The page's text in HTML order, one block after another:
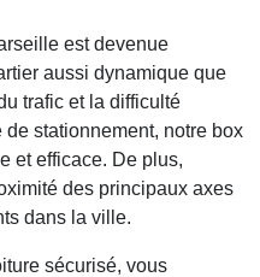
est devenue
aussi dynamique que
trafic et la difficulté
stationnement, notre box
et efficace. De plus,
des principaux axes
dans la ville.
sécurisé, vous